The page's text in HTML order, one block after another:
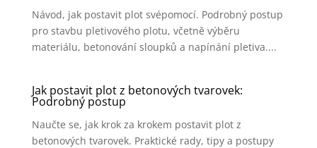
Návod, jak postavit plot svépomocí. Podrobný postup
pro stavbu pletivového plotu, včetně výběru
materiálu, betonování sloupků a napínání pletiva....
Jak postavit plot z betonových tvarovek:
Podrobný postup
Naučte se, jak krok za krokem postavit plot z
betonových tvarovek. Praktické rady, tipy a postupy